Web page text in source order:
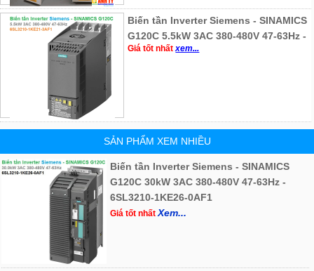
Biến tần Inverter Siemens - SINAMICS
G120C 5.5kW 3AC 380-480V 47-63Hz -
Giá tốt nhấtxem...
SẢN PHẨM XEM NHIỀU
Biến tần Inverter Siemens - SINAMICS
G120C 30kW 3AC 380-480V 47-63Hz -
6SL3210-1KE26-0AF1
Giá tốt nhấtXem...